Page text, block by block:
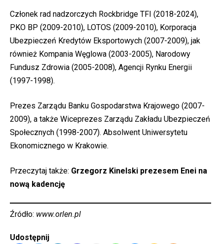
Członek rad nadzorczych Rockbridge TFI (2018-2024),
PKO BP (2009-2010), LOTOS (2009-2010), Korporacja
Ubezpieczeń Kredytów Eksportowych (2007-2009), jak
również Kompania Węglowa (2003-2005), Narodowy
Fundusz Zdrowia (2005-2008), Agencji Rynku Energii
(1997-1998).
Prezes Zarządu Banku Gospodarstwa Krajowego (2007-
2009), a także Wiceprezes Zarządu Zakładu Ubezpieczeń
Społecznych (1998-2007). Absolwent Uniwersytetu
Ekonomicznego w Krakowie.
Przeczytaj także: Grzegorz Kinelski prezesem Enei na
nową kadencję
Źródło: www.orlen.pl
Udostępnij